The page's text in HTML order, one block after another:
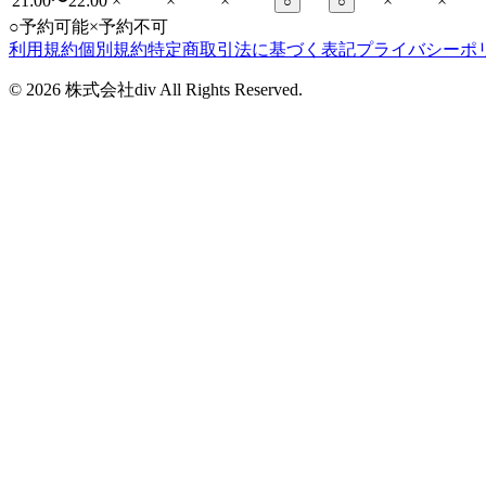
○予約可能×予約不可
利用規約個別規約特定商取引法に基づく表記プライバシーポ
© 2026 株式会社div All Rights Reserved.